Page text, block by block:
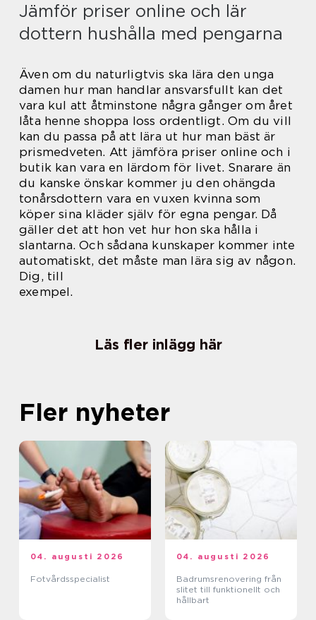
Jämför priser online och lär
dottern hushålla med pengarna
Även om du naturligtvis ska lära den unga
damen hur man handlar ansvarsfullt kan det
vara kul att åtminstone några gånger om året
låta henne shoppa loss ordentligt. Om du vill
kan du passa på att lära ut hur man bäst är
prismedveten. Att jämföra priser online och i
butik kan vara en lärdom för livet. Snarare än
du kanske önskar kommer ju den ohängda
tonårsdottern vara en vuxen kvinna som
köper sina kläder själv för egna pengar. Då
gäller det att hon vet hur hon ska hålla i
slantarna. Och sådana kunskaper kommer inte
automatiskt, det måste man lära sig av någon.
Dig, till
exempel.
Läs fler inlägg här
Fler nyheter
04. augusti 2026
Fotvårdsspecialist
04. augusti 2026
Badrumsrenovering från
slitet till funktionellt och
hållbart